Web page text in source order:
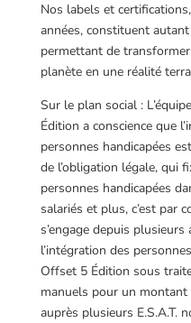
Nos labels et
années, constituent
permettant de
planète en une réalité
Sur le plan social :
Édition a conscience que
personnes handicapées
de l’obligation légale, qui
personnes handicapées
salariés et plus, c’est par
s’engage depuis
l’intégration des
Offset 5 Édition sous
manuels pour un
auprès plusieurs E.S.A.T.